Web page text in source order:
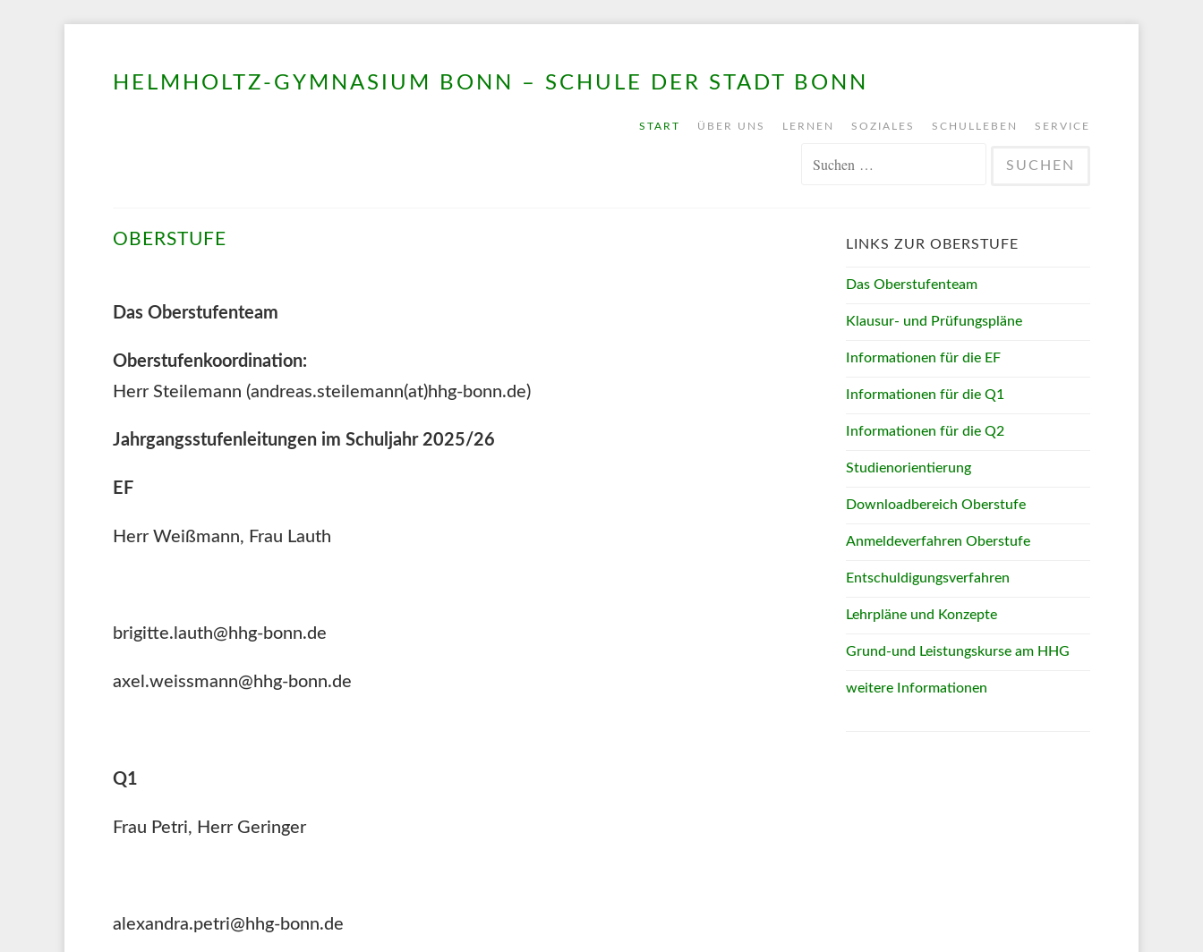
Springe
HELMHOLTZ-GYMNASIUM BONN – SCHULE DER STADT BONN
START ÜBER UNS LERNEN SOZIALES SCHULLEBEN SERVICE
OBERSTUFE
Das Oberstufenteam
Oberstufenkoordination:
Herr Steilemann (andreas.steilemann(at)hhg-bonn.de)
Jahrgangsstufenleitungen im Schuljahr 2025/26
EF
Herr Weißmann, Frau Lauth
brigitte.lauth@hhg-bonn.de
axel.weissmann@hhg-bonn.de
Q1
Frau Petri, Herr Geringer
alexandra.petri@hhg-bonn.de
LINKS ZUR OBERSTUFE
Das Oberstufenteam
Klausur- und Prüfungspläne
Informationen für die EF
Informationen für die Q1
Informationen für die Q2
Studienorientierung
Downloadbereich Oberstufe
Anmeldeverfahren Oberstufe
Entschuldigungsverfahren
Lehrpläne und Konzepte
Grund-und Leistungskurse am HHG
weitere Informationen